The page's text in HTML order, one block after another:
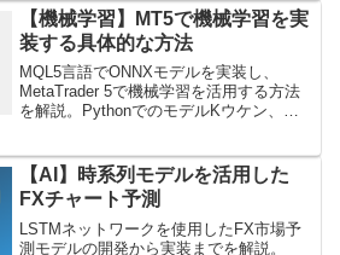
ーダーをターゲッ...
【機械学習】MT5で機械学習を実
装する具体的な方法
MQL5言語でONNXモデルを実装し、
MetaTrader 5で機械学習を活用する方法
を解説。PythonでのモデルKウケン、
能性を探る。
【AI】時系列モデルを活用した
FXチャート予測
LSTMネットワークを使用したFX市場予
測モデルの開発から実装までを解説。